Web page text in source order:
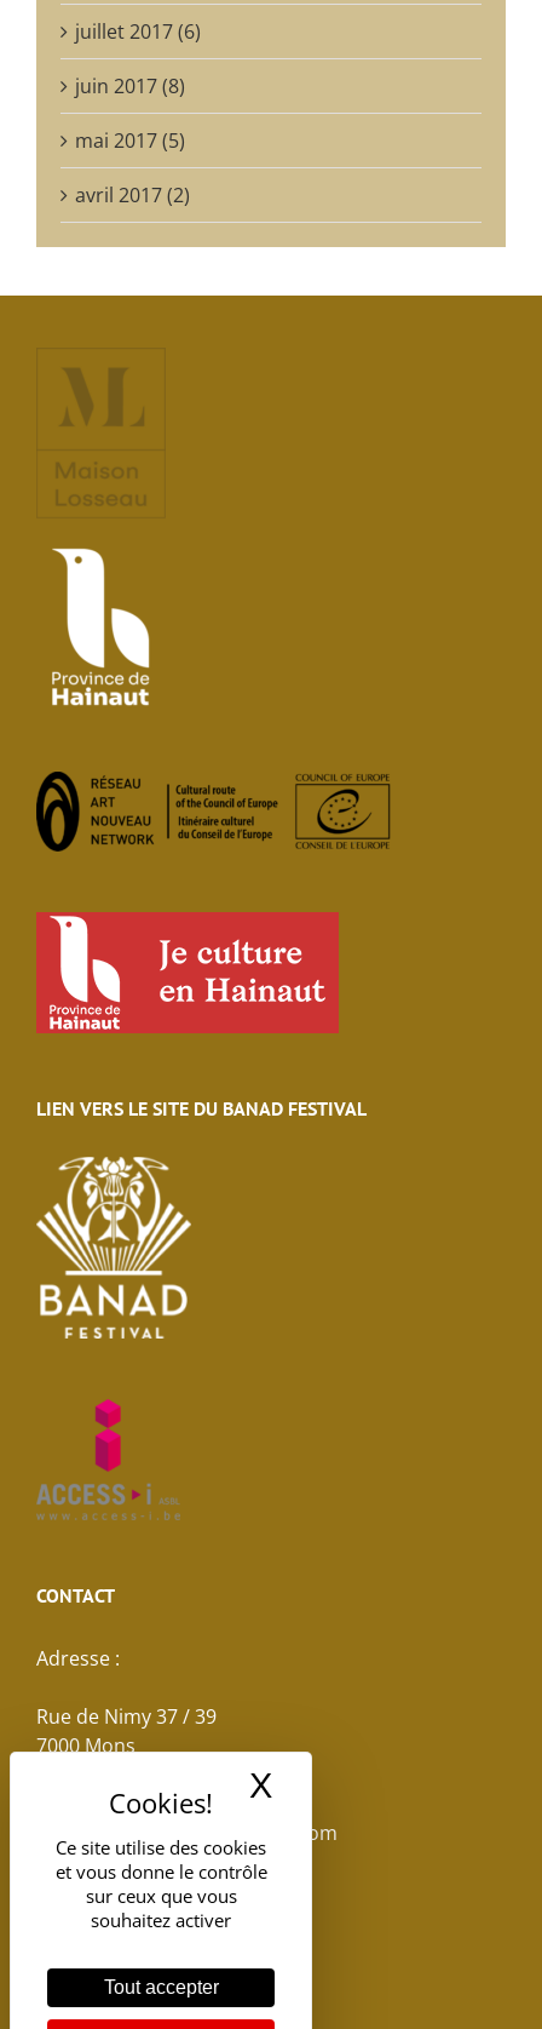
Ce site utilise des cookies
et vous donne le contrôle
sur ceux que vous
souhaitez activer
Tout accepter
X
juillet 2017 (6)
juin 2017 (8)
mai 2017 (5)
avril 2017 (2)
LIEN VERS LE SITE DU BANAD FESTIVAL
CONTACT
Adresse :
Rue de Nimy 37 / 39
7000 Mons
reservations.losseau@gmail.com
Tel: +32(0)65.398.880